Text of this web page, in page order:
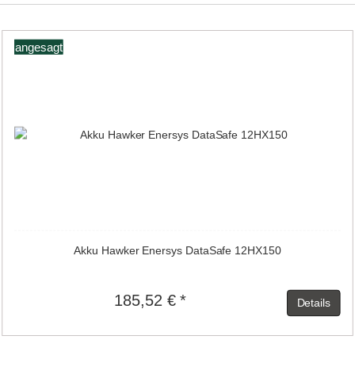
angesagt
Akku Hawker Enersys DataSafe 12HX150
185,52 € * Details